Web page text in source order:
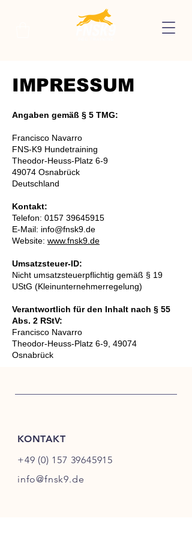
IMPRESSUM
Angaben gemäß § 5 TMG:
Francisco Navarro
FNS-K9 Hundetraining
Theodor-Heuss-Platz 6-9
49074 Osnabrück
Deutschland
Kontakt:
Telefon: 0157 39645915
E-Mail: info@fnsk9.de
Website: www.fnsk9.de
Umsatzsteuer-ID:
Nicht umsatzsteuerpflichtig gemäß § 19
UStG (Kleinunternehmerregelung)
Verantwortlich für den Inhalt nach § 55
Abs. 2 RStV:
Francisco Navarro
Theodor-Heuss-Platz 6-9, 49074
Osnabrück
KONTAKT
+49 (0) 157 39645915
info@fnsk9.de